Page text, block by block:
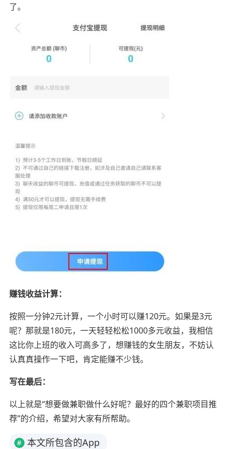
了。
赚钱收益计算：
按照一分钟2元计算，一个小时可以赚120元。如果是3元
呢？那就是180元，一天轻轻松松1000多元收益，我相信
这比你上班的收入可高多了，想赚钱的女生朋友，不妨认
认真真操作一下吧，肯定能赚不少钱。
写在最后：
以上就是“想要做兼职做什么好呢？最好的四个兼职项目推
荐”的介绍，希望对大家有所帮助。
# 本文所包含的App